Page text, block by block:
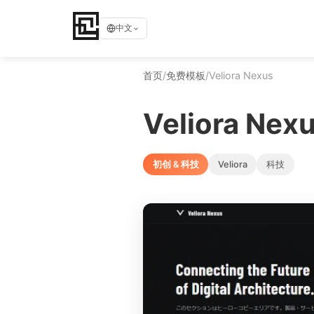
中文
首页/免费模板/Veliora Nexus
Veliora
初创 & 科技 Veliora 科技